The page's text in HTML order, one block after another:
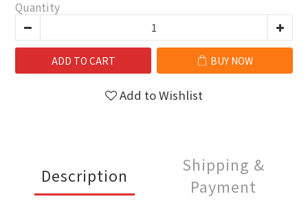
Quantity
ADD TO CART BUY NOW
Add to Wishlist
Description
Shipping &
Payment